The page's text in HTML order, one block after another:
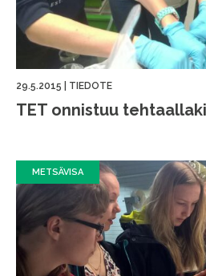
29.5.2015 TIEDOTE
TET onnistuu
METSÄVISA